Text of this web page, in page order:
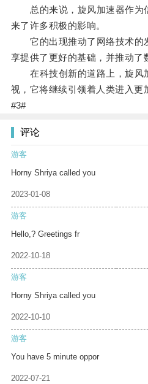
总的来说，旋风加速器作为
来了许多积极的影响。
它的出现推动了网络技术的
享提供了更好的基础，并推动了
在科技创新的道路上，旋风
视，它将继续引领着人类进入更
#3#
评论
游客
Horny Shriya called you
2023-01-08
游客
Hello,? Greetings fr
2022-10-18
游客
Horny Shriya called you
2022-10-10
游客
You have 5 minute oppor
2022-07-21